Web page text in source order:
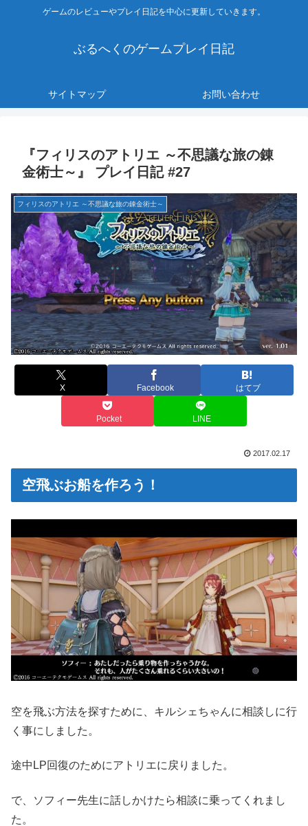
ゲームのレビューやプレイ日記を中心に更新していきます。
ぶるへくのゲームプレイ日記
サイトマップ お問い合わせ
『フィリスのアトリエ ～不思議な旅の錬
金術士～』 プレイ日記 #27
フィリスのアトリエ ～不思議な旅の錬金術士～
X Facebook はてブ
Pocket LINE
2017.02.17
空飛ぶお船を作ろう！
空を飛ぶ方法を探すために、キルシェちゃんに相談しに行
く事にしました。
途中LP回復のためにアトリエに戻りました。
で、ソフィー先生に話しかけたら相談に乗ってくれまし
た。